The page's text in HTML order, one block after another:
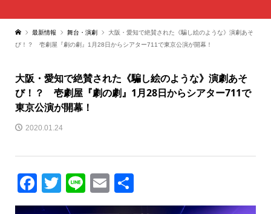
最新情報 舞台・演劇
大阪・愛知で絶賛された《騙し絵のような》演劇あそ
び！？ 壱劇屋『劇の劇』1月28日からシアター711で東京公演が開幕！
大阪・愛知で絶賛された《騙し絵のような》演劇あそ
び！？ 壱劇屋『劇の劇』1月28日からシアター711で
東京公演が開幕！
2020.01.24
Facebook
Twitter
LineEmail
有